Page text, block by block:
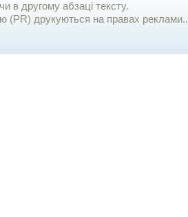
в другому абзаці тексту.
(PR) друкуються на правах реклами..